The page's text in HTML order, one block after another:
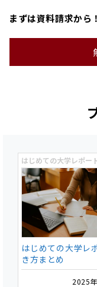
まずは資料請求から！
はじめての大学レ
き方まとめ
2025